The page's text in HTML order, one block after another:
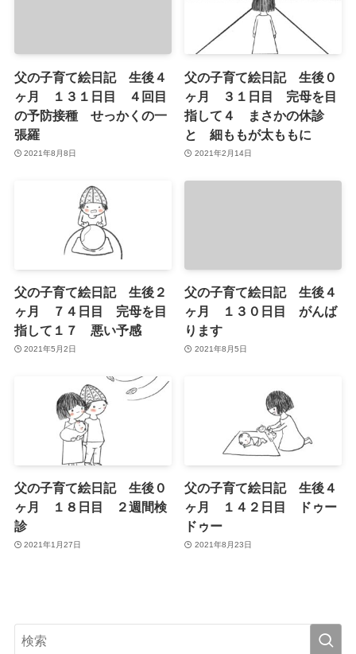
父の子育て絵日記 生後４
ヶ月 １３１日目 ４回目
の予防接種 せっかくの一
張羅
2021年8月8日
父の子育て絵日記 生後０
ヶ月 ３１日目 完母を目
指して４ まさかの休診
と 細ももが太ももに
2021年2月14日
父の子育て絵日記 生後２
ヶ月 ７４日目 完母を目
指して１７ 悪い予感
2021年5月2日
父の子育て絵日記 生後４
ヶ月 １３０日目 がんば
ります
2021年8月5日
父の子育て絵日記 生後０
ヶ月 １８日目 ２週間検
診
2021年1月27日
父の子育て絵日記 生後４
ヶ月 １４２日目 ドゥー
ドゥー
2021年8月23日